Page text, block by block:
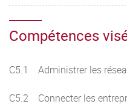
Compétences
C5.1 Administrer les
C5.2 Connecter les